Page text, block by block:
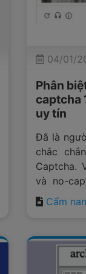
04/01/
Phân
captcha
uy tín
Đã là
chắc
Captcha.
và no-
cùng
captcha
Cẩm